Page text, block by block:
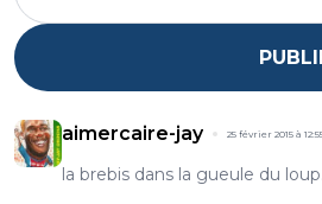
aimercaire-jay 25 février 2015 à
la brebis dans la gueule du